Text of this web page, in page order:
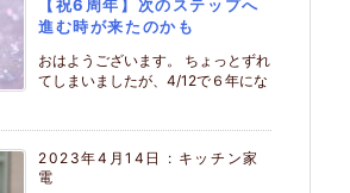
【祝6周年】次のステップへ
進む時が来たのかも
おはようございます。 ちょっとずれ
てしまいましたが、4/12で６年にな
2023年4月14日 : キッチン家
電